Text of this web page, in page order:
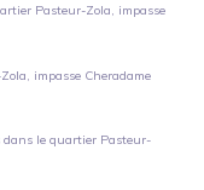
Pasteur-Zola, impasse
, impasse Cheradame
dans le quartier Pasteur-